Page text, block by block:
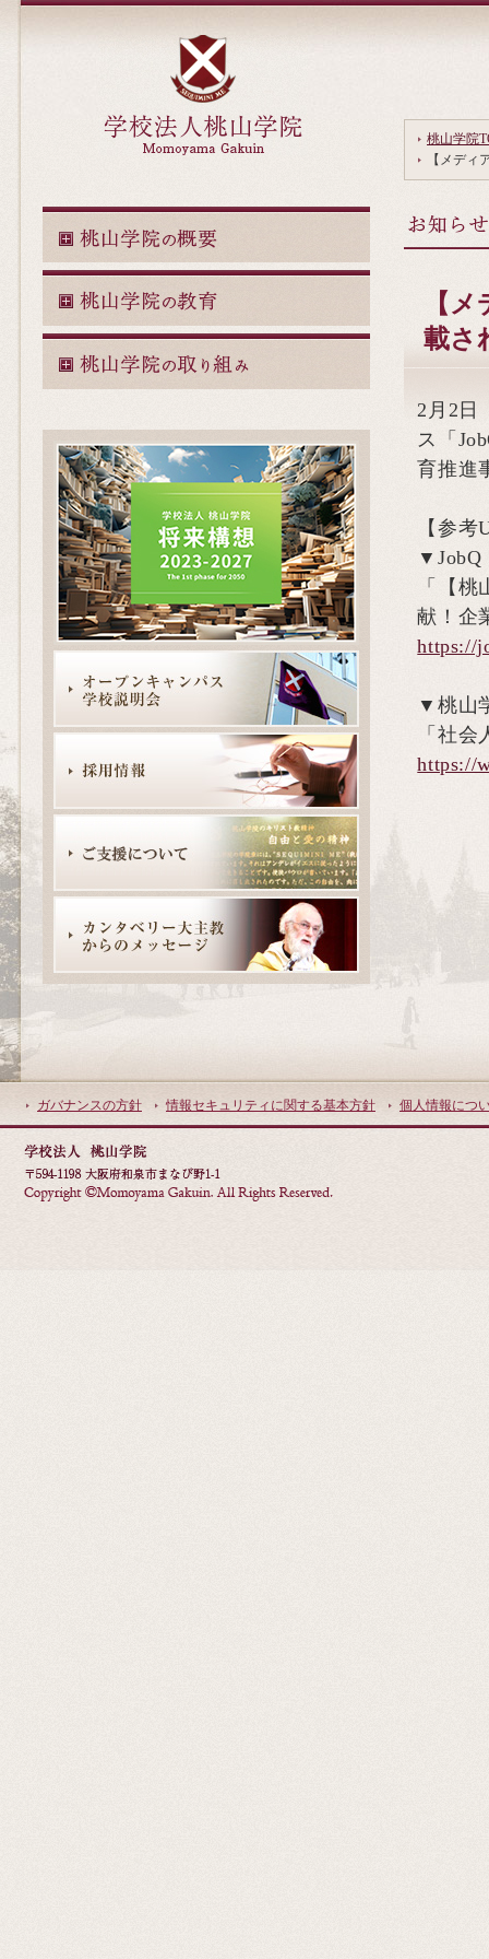
桃山学院
【メディ
【
載さ
2月2日
ス「
育推進
【参考
▼JobQ
「【
献！企
https://
▼桃山
「社
https://
ガバナンスの方針 情報セキュリティに関する基本方針 個人情報につ